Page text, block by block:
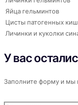
Яйца гельминтов
Цисты патогенных
Личинки и куколки
У вас
Заполните форму и мы